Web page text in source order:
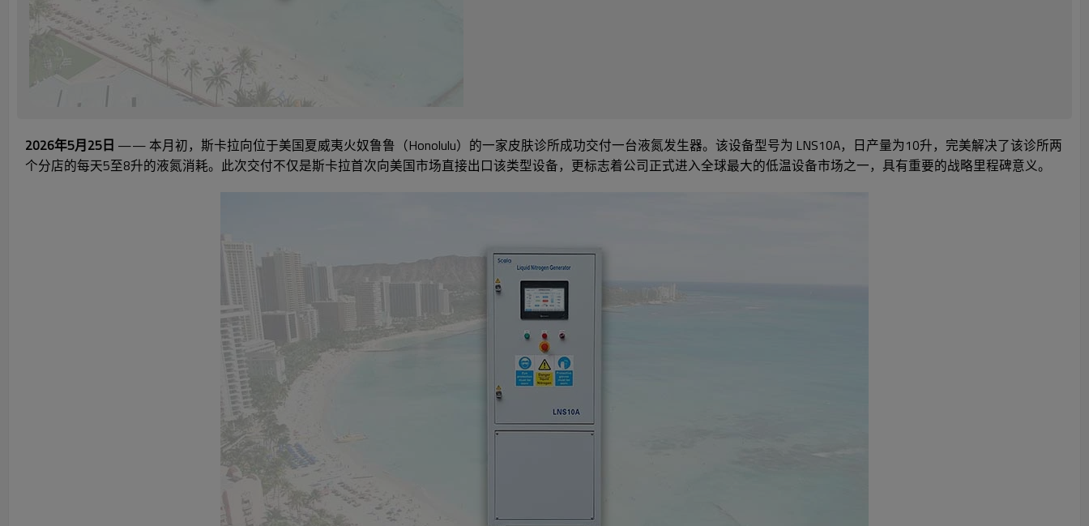
2026年5月25日 —— 本月初，斯卡拉向位于美国夏威夷火奴鲁鲁（Honolulu）的一家皮肤诊所成功交付一台液氮发生器。该设备型号为 LNS10A，日产量为10升，完美解决了该诊所两
个分店的每天5至8升的液氮消耗。此次交付不仅是斯卡拉首次向美国市场直接出口该类型设备，更标志着公司正式进入全球最大的低温设备市场之一，具有重要的战略里程碑意义。